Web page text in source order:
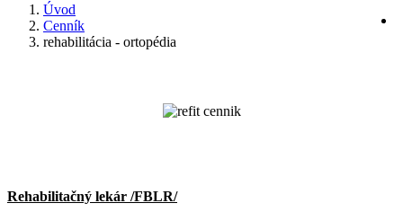
Úvod
Cenník
rehabilitácia - ortopédia
Rehabilitačný lekár /FBLR/